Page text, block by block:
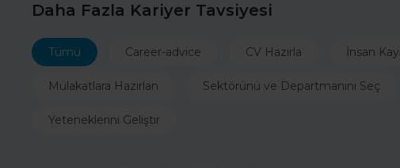
Daha Fazla Kariyer Tavsiyesi
Tümü Career-advice CV Hazırla İnsan
Mülakatlara Hazırlan Sektörünü ve Departmanını Seç
Yeteneklerini Geliştir